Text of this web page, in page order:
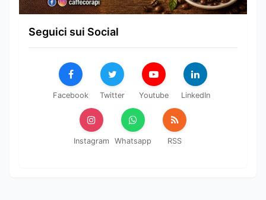
Seguici sui Social
Facebook Twitter Youtube LinkedIn
Instagram Whatsapp RSS